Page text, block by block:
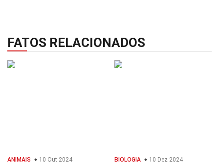
FATOS RELACIONADOS
ANIMAIS 10 Out 2024 BIOLOGIA 10 Dez 2024